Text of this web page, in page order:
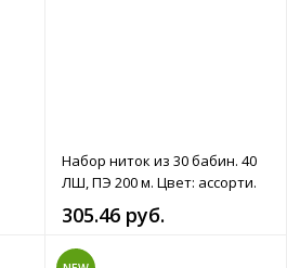
Набор ниток из 30 бабин. 40
ЛШ, ПЭ 200 м. Цвет: ассорти.
305.46 руб.